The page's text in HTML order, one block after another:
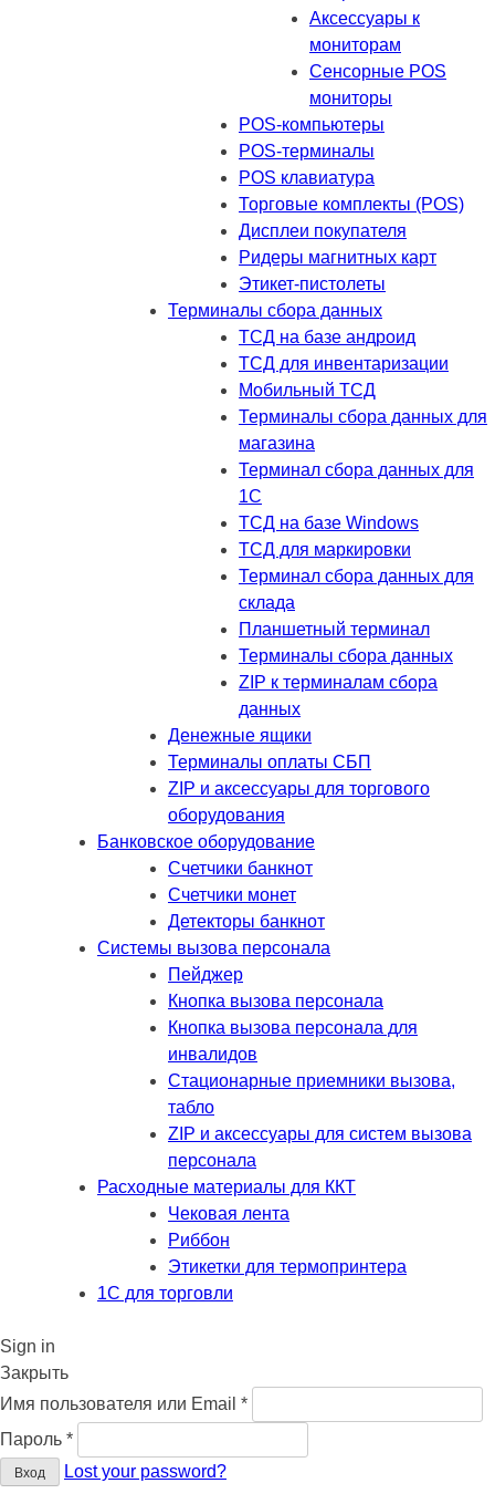
Аксессуары к
мониторам
Сенсорные POS
мониторы
POS-компьютеры
POS-терминалы
POS клавиатура
Торговые комплекты (POS)
Дисплеи покупателя
Ридеры магнитных карт
Этикет-пистолеты
Терминалы сбора данных
ТСД на базе андроид
ТСД для инвентаризации
Мобильный ТСД
Терминалы сбора данных для
магазина
Терминал сбора данных для
1C
ТСД на базе Windows
ТСД для маркировки
Терминал сбора данных для
склада
Планшетный терминал
Терминалы сбора данных
ZIP к терминалам сбора
данных
Денежные ящики
Терминалы оплаты СБП
ZIP и аксессуары для торгового
оборудования
Банковское оборудование
Счетчики банкнот
Счетчики монет
Детекторы банкнот
Системы вызова персонала
Пейджер
Кнопка вызова персонала
Кнопка вызова персонала для
инвалидов
Стационарные приемники вызова,
табло
ZIP и аксессуары для систем вызова
персонала
Расходные материалы для ККТ
Чековая лента
Риббон
Этикетки для термопринтера
1С для торговли
Sign in
Закрыть
Имя пользователя или Email *Обязательно
Пароль *Обязательно
Вход Lost your password?